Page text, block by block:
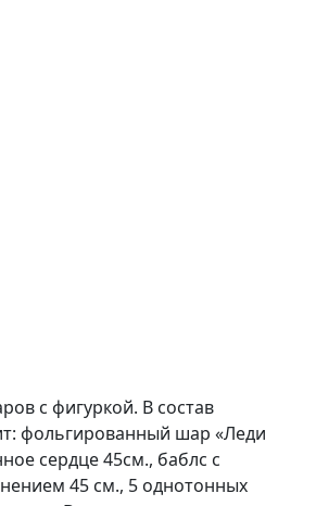
с фигуркой. В состав
фольгированный шар «Леди
сердце 45см., баблс с
45 см., 5 однотонных